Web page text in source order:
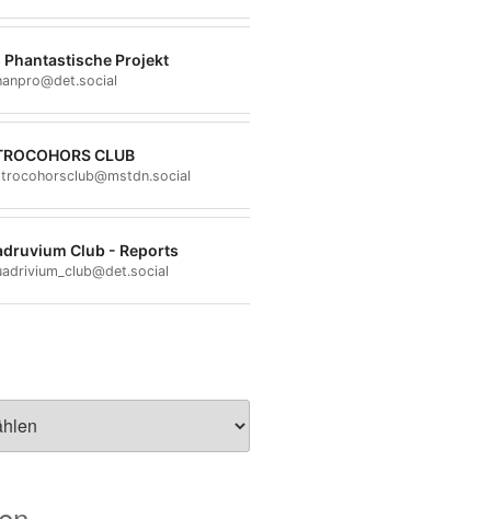
Phantastische Projekt
CLUB
Club - Reports